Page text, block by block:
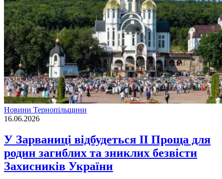
Новини Тернопільщини
16.06.2026
У Зарваниці відбудеться ІІ Проща для
родин загиблих та зниклих безвісти
Захисників України